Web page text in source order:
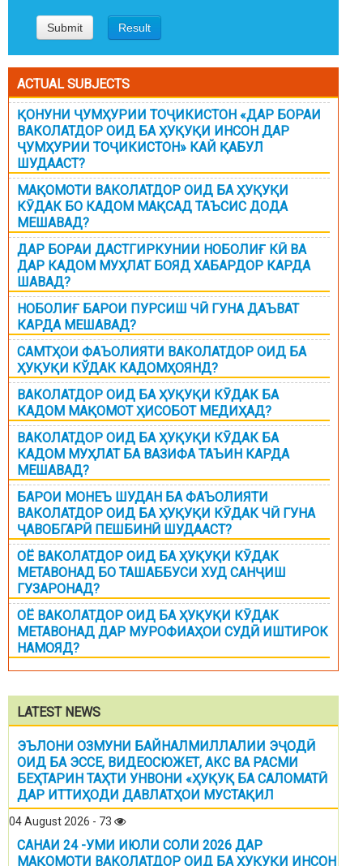
ACTUAL SUBJECTS
ҚОНУНИ ҶУМҲУРИИ ТОҶИКИСТОН «ДАР БОРАИ
ВАКОЛАТДОР ОИД БА ҲУҚУҚИ ИНСОН ДАР
ҶУМҲУРИИ ТОҶИКИСТОН» КАЙ ҚАБУЛ
ШУДААСТ?
МАҚОМОТИ ВАКОЛАТДОР ОИД БА ҲУҚУҚИ
КӮДАК БО КАДОМ МАҚСАД ТАЪСИС ДОДА
МЕШАВАД?
ДАР БОРАИ ДАСТГИРКУНИИ НОБОЛИҒ КӢ ВА
ДАР КАДОМ МУҲЛАТ БОЯД ХАБАРДОР КАРДА
ШАВАД?
НОБОЛИҒ БАРОИ ПУРСИШ ЧӢ ГУНА ДАЪВАТ
КАРДА МЕШАВАД?
САМТҲОИ ФАЪОЛИЯТИ ВАКОЛАТДОР ОИД БА
ҲУҚУҚИ КЎДАК КАДОМҲОЯНД?
ВАКОЛАТДОР ОИД БА ҲУҚУҚИ КӮДАК БА
КАДОМ МАҚОМОТ ҲИСОБОТ МЕДИҲАД?
ВАКОЛАТДОР ОИД БА ҲУҚУҚИ КӮДАК БА
КАДОМ МУҲЛАТ БА ВАЗИФА ТАЪИН КАРДА
МЕШАВАД?
БАРОИ МОНЕЪ ШУДАН БА ФАЪОЛИЯТИ
ВАКОЛАТДОР ОИД БА ҲУҚУҚИ КӮДАК ЧӢ ГУНА
ҶАВОБГАРӢ ПЕШБИНӢ ШУДААСТ?
ОЁ ВАКОЛАТДОР ОИД БА ҲУҚУҚИ КӮДАК
МЕТАВОНАД БО ТАШАББУСИ ХУД САНҶИШ
ГУЗАРОНАД?
ОЁ ВАКОЛАТДОР ОИД БА ҲУҚУҚИ КӮДАК
МЕТАВОНАД ДАР МУРОФИАҲОИ СУДӢ ИШТИРОК
НАМОЯД?
LATEST NEWS
ЭЪЛОНИ ОЗМУНИ БАЙНАЛМИЛЛАЛИИ ЭҶОДӢ
ОИД БА ЭССЕ, ВИДЕОСЮЖЕТ, АКС ВА РАСМИ
БЕҲТАРИН ТАҲТИ УНВОНИ «ҲУҚУҚ БА САЛОМАТӢ
ДАР ИТТИҲОДИ ДАВЛАТҲОИ МУСТАҚИЛ
04 August 2026 - 73
САНАИ 24 -УМИ ИЮЛИ СОЛИ 2026 ДАР
МАҚОМОТИ ВАКОЛАТДОР ОИД БА ҲУҚУҚИ ИНСОН